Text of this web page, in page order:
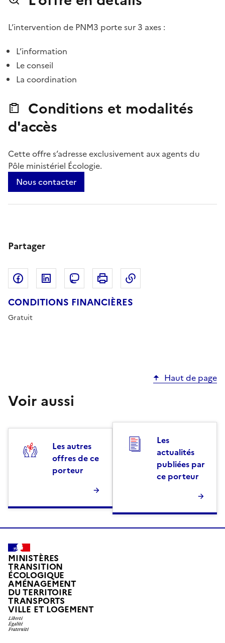
L’intervention de PNM3 porte sur 3 axes :
L’information
Le conseil
La coordination
Conditions et modalités
d'accès
Cette offre s’adresse exclusivement aux agents du
Pôle ministériel Écologie.
Nous contacter
Partager
Partager sur Facebook
Partager sur LinkedIn
Partager sur Mastodon
Imprimer
CONDITIONS FINANCIÈRES
Gratuit
Haut de page
Voir aussi
Les autres
offres de ce
porteur
Les
actualités
publiées par
ce porteur
MINISTÈRES
TRANSITION
ÉCOLOGIQUE
AMÉNAGEMENT
DU TERRITOIRE
TRANSPORTS
VILLE ET LOGEMENT